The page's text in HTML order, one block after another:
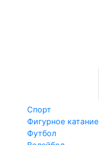
Спорт
Фигурное катание
Футбол